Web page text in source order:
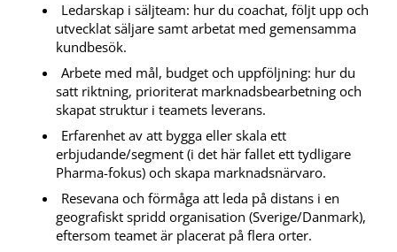
Ledarskap i säljteam: hur du coachat, följt upp och
utvecklat säljare samt arbetat med gemensamma
kundbesök.
Arbete med mål, budget och uppföljning: hur du
satt riktning, prioriterat marknadsbearbetning och
skapat struktur i teamets leverans.
Erfarenhet av att bygga eller skala ett
erbjudande/segment (i det här fallet ett tydligare
Pharma-fokus) och skapa marknadsnärvaro.
Resevana och förmåga att leda på distans i en
geografiskt spridd organisation (Sverige/Danmark),
eftersom teamet är placerat på flera orter.